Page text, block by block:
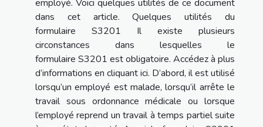
employé. Voici quelques utilités de ce document
dans cet article. Quelques utilités du
formulaire S3201 Il existe plusieurs
circonstances dans lesquelles le
formulaire S3201 est obligatoire. Accédez à plus
d’informations en cliquant ici. D’abord, il est utilisé
lorsqu’un employé est malade, lorsqu’il arrête le
travail sous ordonnance médicale ou lorsque
l’employé reprend un travail à temps partiel suite